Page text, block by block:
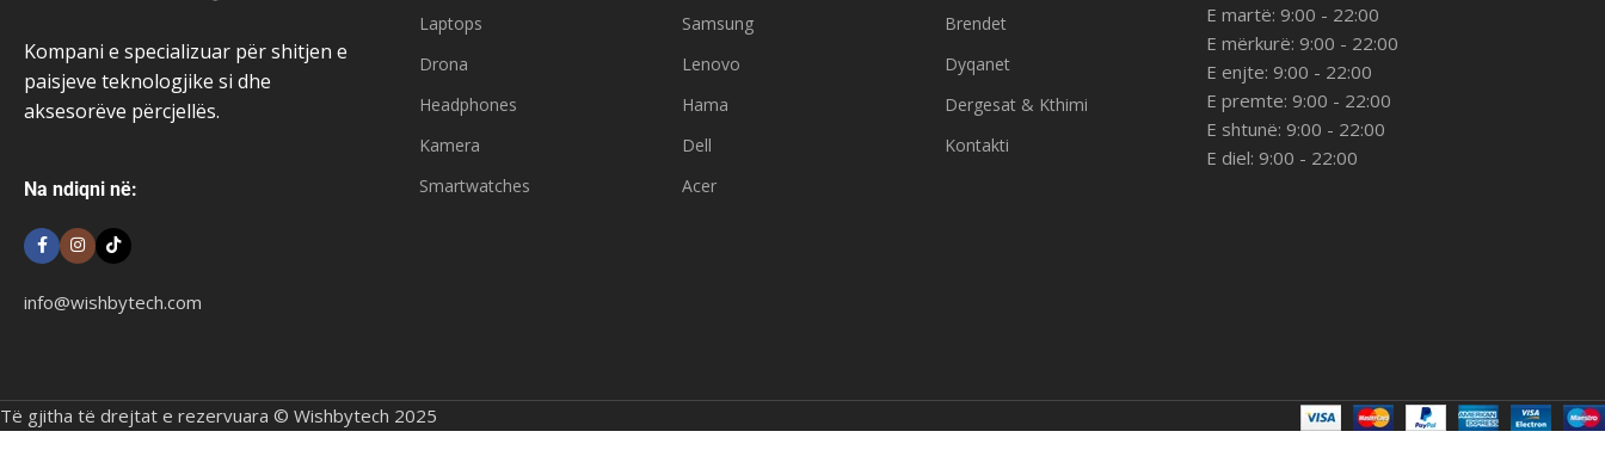
Kompani e specializuar për shitjen e
paisjeve teknologjike si dhe
aksesorëve përcjellës.
Na ndiqni në:
info@wishbytech.com
Laptops
Drona
Headphones
Kamera
Smartwatches
Samsung
Lenovo
Hama
Dell
Acer
Brendet
Dyqanet
Dergesat & Kthimi
Kontakti
E martë: 9:00 - 22:00
E mërkurë: 9:00 - 22:00
E enjte: 9:00 - 22:00
E premte: 9:00 - 22:00
E shtunë: 9:00 - 22:00
E diel: 9:00 - 22:00
Të gjitha të drejtat e rezervuara © Wishbytech 2025